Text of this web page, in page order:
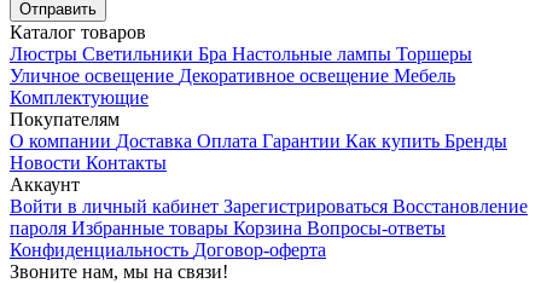
Каталог товаров
Люстры Светильники Бра Настольные лампы Торшеры
Уличное освещение Декоративное освещение Мебель
Комплектующие
Покупателям
О компании Доставка Оплата Гарантии Как купить Бренды
Новости Контакты
Аккаунт
Войти в личный кабинет Зарегистрироваться Восстановление
пароля Избранные товары Корзина Вопросы-ответы
Конфиденциальность Договор-оферта
Звоните нам, мы на связи!